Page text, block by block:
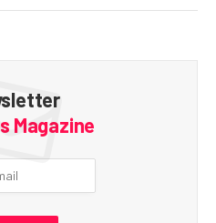
Magazine